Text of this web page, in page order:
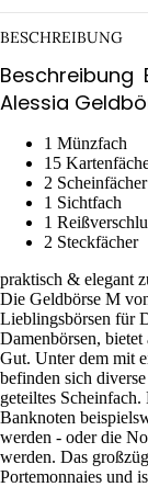
BESCHREIBUNG
Beschreibung
Alessia
1 Münzfach
15
2 Scheinfächer
1 Sichtfach
1
2 Steckfächer
praktisch & elegant
Die Geldbörse M
Lieblingsbörsen für
Damenbörsen,
Gut. Unter dem mit
befinden sich
geteiltes
Banknoten
werden - oder die
werden. Das
Portemonnaies und